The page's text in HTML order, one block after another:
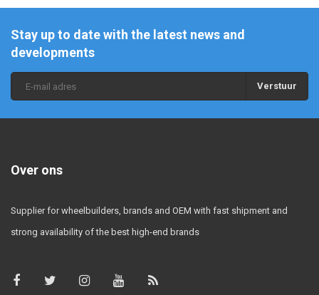
Stay up to date with the latest news and
developments
Verstuur
Over ons
Supplier for wheelbuilders, brands and OEM with fast shipment and
strong availability of the best high-end brands